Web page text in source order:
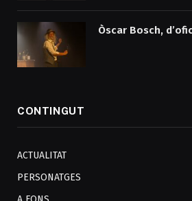
Òscar Bosch,
CONTINGUT
ACTUALITAT
PERSONATGES